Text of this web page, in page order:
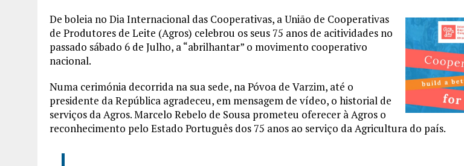
De boleia no Dia Internacional das Cooperativas, a União de Cooperativas
de Produtores de Leite (Agros) celebrou os seus 75 anos de acitividades no
passado sábado 6 de Julho, a “abrilhantar” o movimento cooperativo
nacional.
Numa cerimónia decorrida na sua sede, na Póvoa de Varzim, até o
presidente da República agradeceu, em mensagem de vídeo, o historial de
serviços da Agros. Marcelo Rebelo de Sousa prometeu oferecer à Agros o
reconhecimento pelo Estado Português dos 75 anos ao serviço da Agricultura do país.